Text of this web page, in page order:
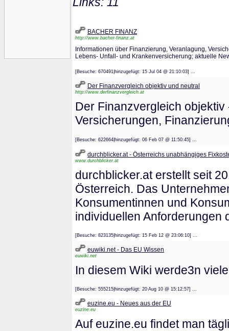
BACHER FINANZ
http://www.bacher-finanz.at
Informationen über Finanzierung, Veranlagung,
Lebens- Unfall- und Krankenversicherung; aktuelle
[Besuche: 670491|hinzugefügt: 15 Jul 04 @ 21:10:03] ...
Der Finanzvergleich objektiv und neutral
http://www.derfinanzvergleich.at
Der Finanzvergleich
Versicherungen,
[Besuche: 622664|hinzugefügt: 06 Feb 07 @ 11:50:45] ...
durchblicker.at - Österreichs unabhängiges
www.durchblicker.at
durchblicker.at erstellt seit
Österreich. Das
Konsumentinnen und
individuellen Anforderungen
[Besuche: 823135|hinzugefügt: 15 Feb 12 @ 23:06:10] ...
euwiki.net - Das EU Wissen
euwiki.net
In diesem Wiki werde3n
[Besuche: 555215|hinzugefügt: 20 Aug 10 @ 15:12:57] ...
euzine.eu - Neues aus der EU
euzine.eu
Auf euzine.eu findet man